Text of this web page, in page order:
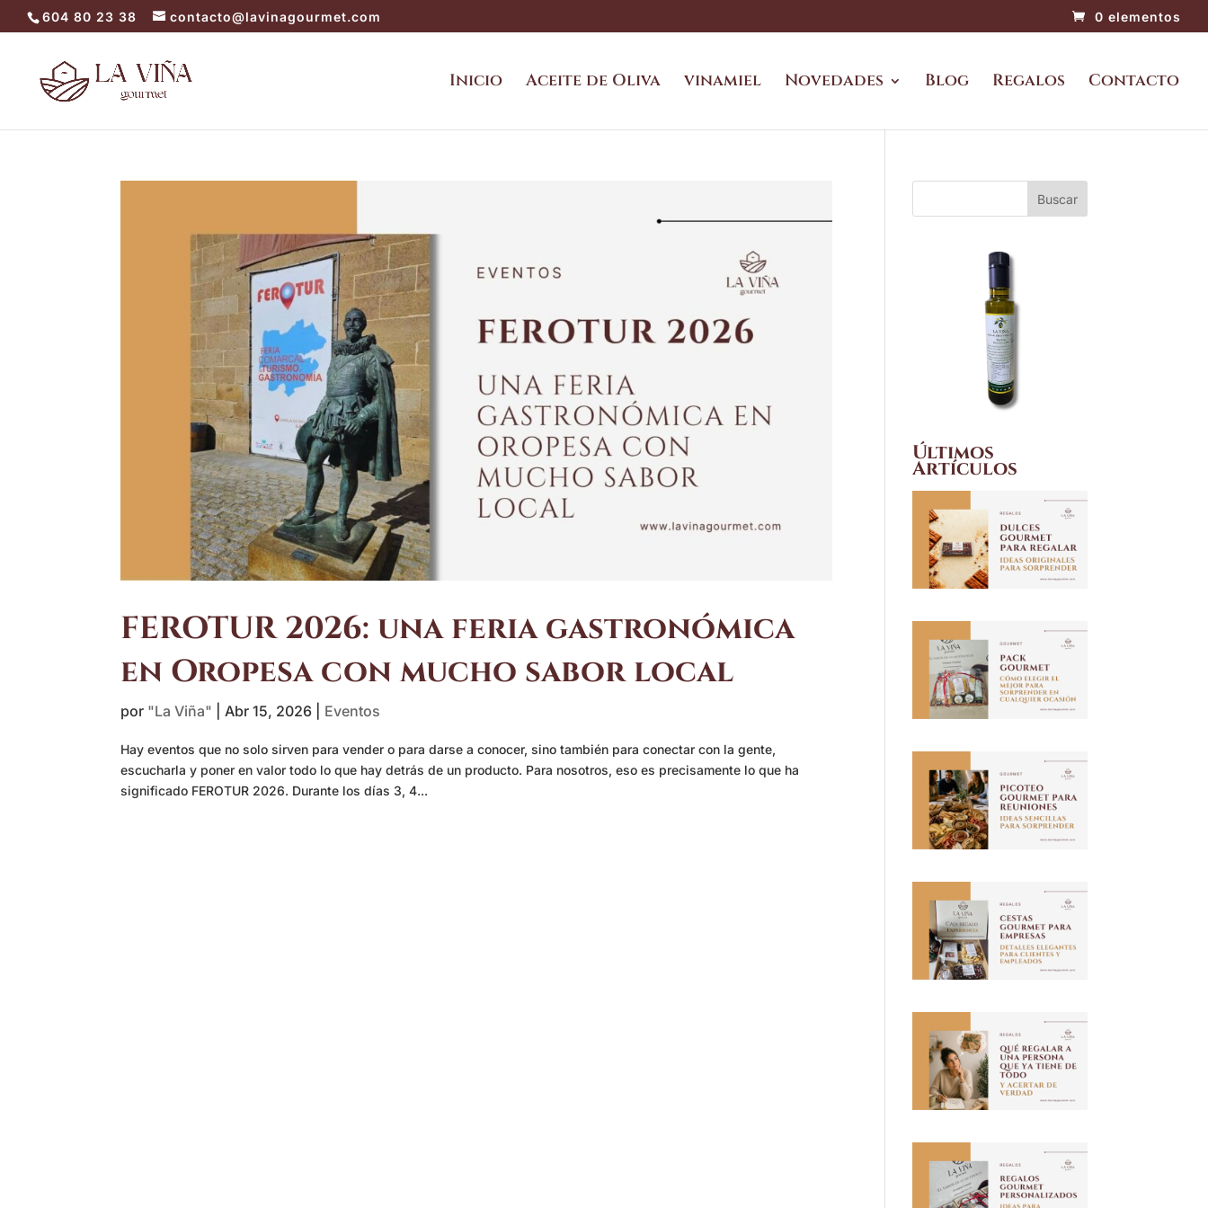
604 80 23 38 contacto@lavinagourmet.com 0 elementos
Inicio Aceite de Oliva vinamiel Novedades Blog Regalos Contacto
FEROTUR 2026: una feria gastronómica
en Oropesa con mucho sabor local
por "La Viña" |Abr 15, 2026 Eventos
Hay eventos que no solo sirven para vender o para darse a conocer, sino también para conectar con la gente,
escucharla y poner en valor todo lo que hay detrás de un producto. Para nosotros, eso es precisamente lo que ha
significado FEROTUR 2026. Durante los días 3, 4...
Buscar
Últimos
Artículos